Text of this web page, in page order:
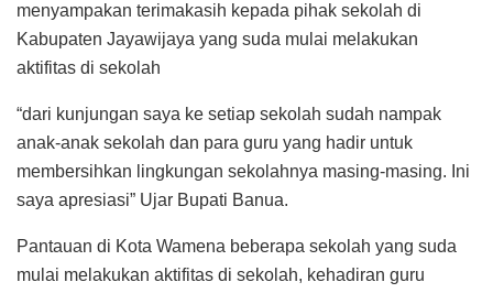
menyampakan terimakasih kepada pihak sekolah di
Kabupaten Jayawijaya yang suda mulai melakukan
aktifitas di sekolah
“dari kunjungan saya ke setiap sekolah sudah nampak
anak-anak sekolah dan para guru yang hadir untuk
membersihkan lingkungan sekolahnya masing-masing. Ini
saya apresiasi” Ujar Bupati Banua.
Pantauan di Kota Wamena beberapa sekolah yang suda
mulai melakukan aktifitas di sekolah, kehadiran guru